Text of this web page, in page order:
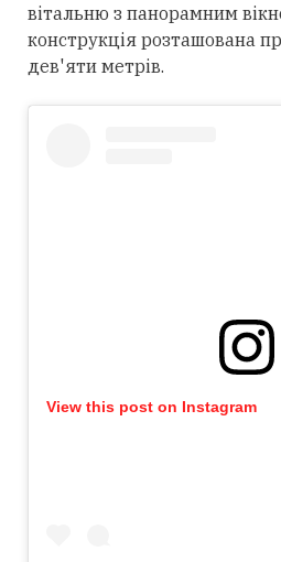
вітальню з панорамним
конструкція розташована
дев'яти метрів.
View this post on Instagram